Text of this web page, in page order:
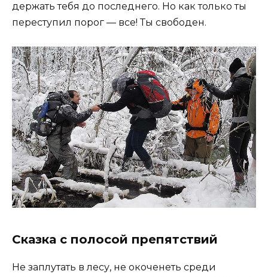
держать тебя до последнего. Но как только ты
переступил порог — все! Ты свободен.
Сказка с полосой препятствий
Не заплутать в лесу, не окоченеть среди